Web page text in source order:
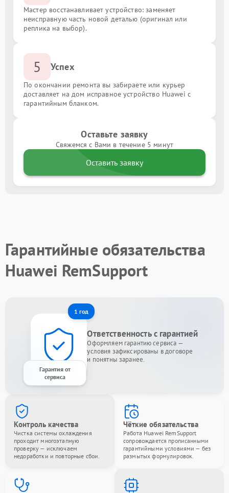
Мастер восстанавливает устройство: заменяет
неисправную часть новой деталью (оригинал или
реплика на выбор).
5 Успех
По окончании ремонта вы забираете или курьер
доставляет на дом исправное устройство Huawei с
гарантийным бланком.
Оставьте заявку
Свяжемся с Вами в течение 5 минут
Оставить заявку
Гарантийные обязательства
Huawei RemSupport
1 год
Гарантия от
сервиса
Ответственность с гарантией
Оформляем гарантию сервиса —
условия зафиксированы в договоре
и понятны заранее.
Контроль качества
Чистка системы охлаждения
проходит многоэтапную
проверку — исключаем
недоработки и повторные сбои.
Чёткие обязательства
Работа Huawei RemSupport
сопровождается прописанными
гарантийными условиями — без
размытых формулировок.